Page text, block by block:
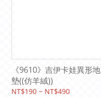
《9610》吉伊卡娃異形地
墊((仿羊絨))
NT$190 ~ NT$490